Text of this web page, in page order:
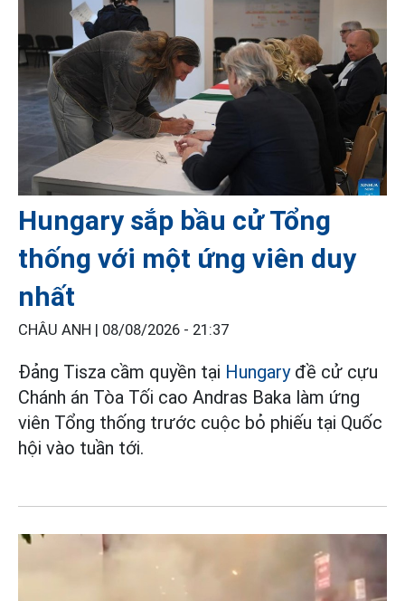
Hungary sắp bầu cử Tổng
thống với một ứng viên duy
nhất
CHÂU ANH | 08/08/2026 - 21:37
Đảng Tisza cầm quyền tại Hungaryđề cử cựu
Chánh án Tòa Tối cao Andras Baka làm ứng
viên Tổng thống trước cuộc bỏ phiếu tại Quốc
hội vào tuần tới.